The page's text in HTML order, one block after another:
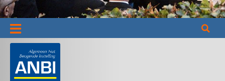
Informatie